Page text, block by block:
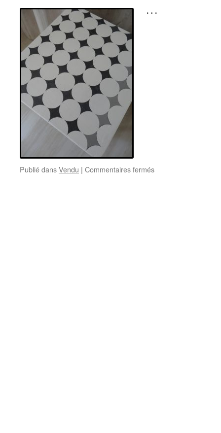
…
Publié dansVendu | Commentaires ferméssur